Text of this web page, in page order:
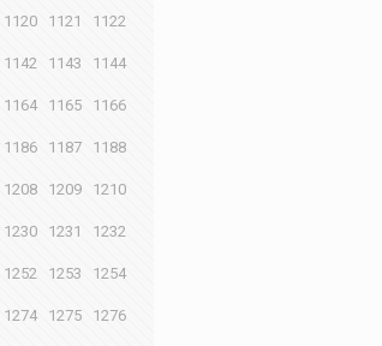
1120 1121 1122
1142 1143 1144
1164 1165 1166
1186 1187 1188
1208 1209 1210
1230 1231 1232
1252 1253 1254
1274 1275 1276